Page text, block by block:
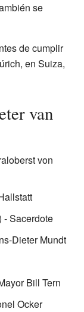
se
de cumplir
en Suiza,
van
von
- Sacerdote
Dieter Mundt
Bill Tern
Ocker